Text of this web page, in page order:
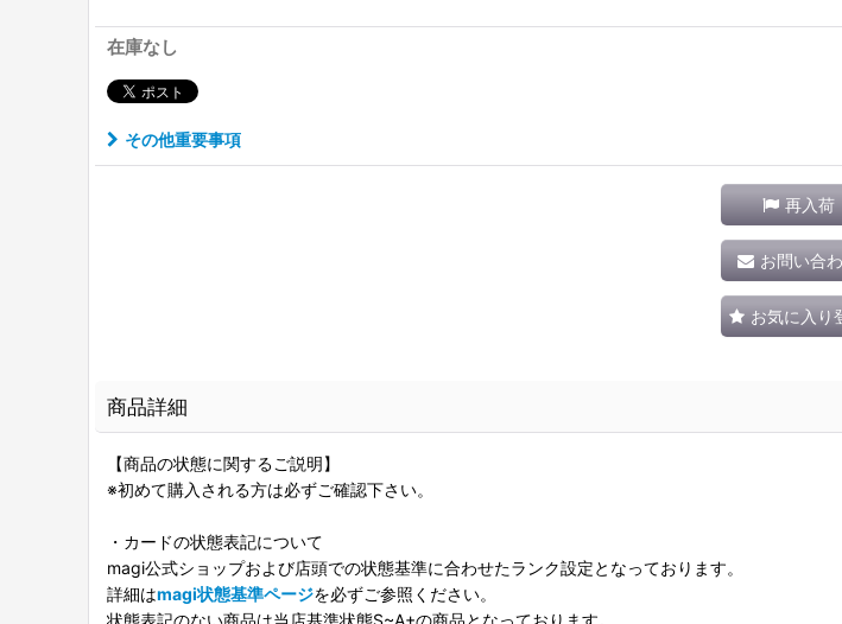
在庫なし
その他重要事項
再入荷
お問い合
お気に入り
商品詳細
【商品の状態に関するご説明】
※初めて購入される方は必ずご確認下さい。
・カードの状態表記について
magi公式ショップおよび店頭での状態基準に合わせたランク設定となっております。
詳細はmagi状態基準ページを必ずご参照ください。
状態表記のない商品は当店基準状態S~A+の商品となっております。